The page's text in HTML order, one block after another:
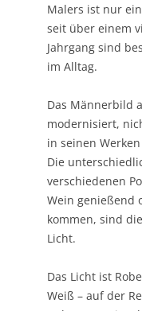
Malers ist nur
seit über einem
Jahrgang sind
im Alltag.
Das Männerbild
modernisiert,
in seinen
Die
verschiedenen
Wein genießend
kommen, sind
Licht.
Das Licht ist
Weiß – auf der